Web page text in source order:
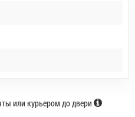
или курьером до двери